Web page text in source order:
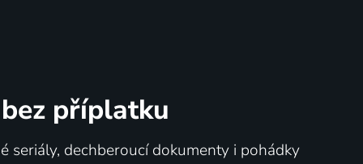
bez příplatku
seriály, dechberoucí dokumenty i pohádky